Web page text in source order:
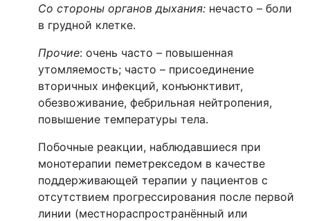
Со стороны органов дыхания: нечасто – боли
в грудной клетке.
Прочие: очень часто – повышенная
утомляемость; часто – присоединение
вторичных инфекций, конъюнктивит,
обезвоживание, фебрильная нейтропения,
повышение температуры тела.
Побочные реакции, наблюдавшиеся при
монотерапии пеметрекседом в качестве
поддерживающей терапии у пациентов с
отсутствием прогрессирования после первой
линии (местнораспространённый или